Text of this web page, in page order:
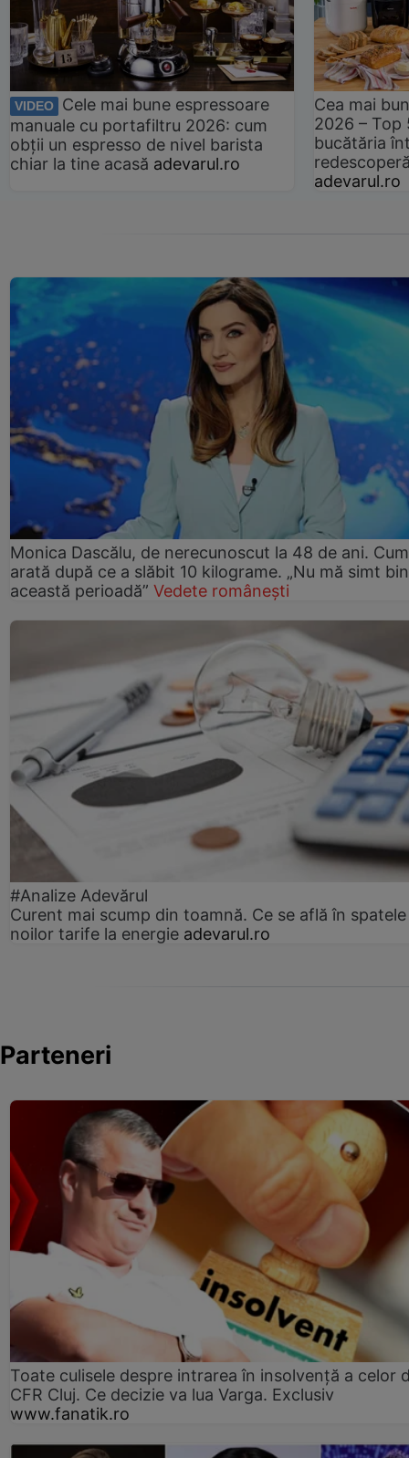
VIDEO
Cele mai bune espressoare
manuale cu portafiltru 2026: cum
obții un espresso de nivel barista
chiar la tine acasă adevarul.ro
Cea mai
2026 –
bucătăria
adevarul.ro
Monica Dascălu, de nerecunoscut la 48 de ani. Cum
arată după ce a slăbit 10 kilograme. „Nu mă simt
această perioadă” Vedete românești
#Analize Adevărul
Curent mai scump din toamnă. Ce se află în spatele
noilor tarife la energie adevarul.ro
Parteneri
Toate culisele despre intrarea în insolvență a celor
CFR Cluj. Ce decizie va lua Varga. Exclusiv
www.fanatik.ro